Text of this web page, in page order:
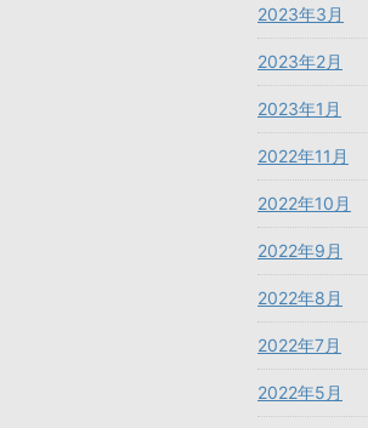
2023年3月
2023年2月
2023年1月
2022年11月
2022年10月
2022年9月
2022年8月
2022年7月
2022年5月